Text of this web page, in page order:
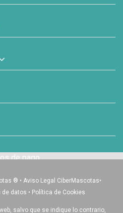
® • Aviso Legal CiberMascotas•
de datos • Política de Cookies
salvo que se indique lo contrario,